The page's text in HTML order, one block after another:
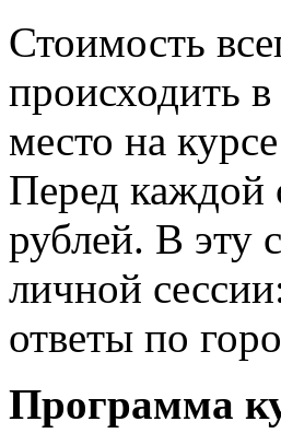
Стоимость
происходить
место на
Перед каждой
рублей. В эту
личной
ответы по
Программа